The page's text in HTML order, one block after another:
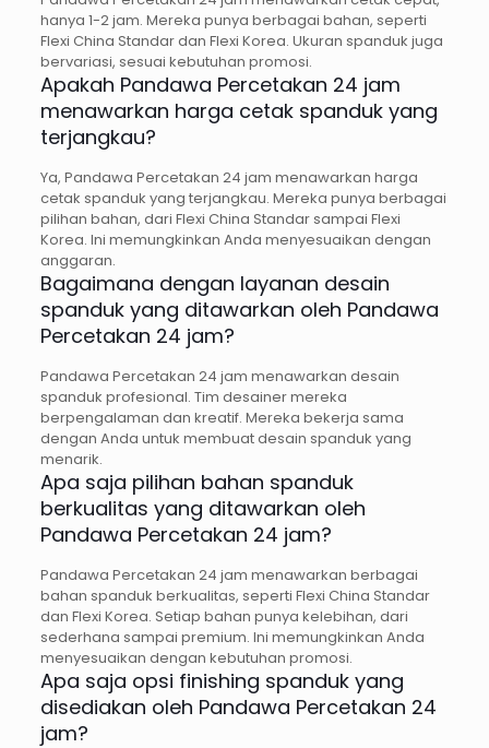
hanya 1-2 jam. Mereka punya berbagai bahan, seperti
Flexi China Standar dan Flexi Korea. Ukuran spanduk juga
bervariasi, sesuai kebutuhan promosi.
Apakah Pandawa Percetakan 24 jam
menawarkan harga cetak spanduk yang
terjangkau?
Ya, Pandawa Percetakan 24 jam menawarkan harga
cetak spanduk yang terjangkau. Mereka punya berbagai
pilihan bahan, dari Flexi China Standar sampai Flexi
Korea. Ini memungkinkan Anda menyesuaikan dengan
anggaran.
Bagaimana dengan layanan desain
spanduk yang ditawarkan oleh Pandawa
Percetakan 24 jam?
Pandawa Percetakan 24 jam menawarkan desain
spanduk profesional. Tim desainer mereka
berpengalaman dan kreatif. Mereka bekerja sama
dengan Anda untuk membuat desain spanduk yang
menarik.
Apa saja pilihan bahan spanduk
berkualitas yang ditawarkan oleh
Pandawa Percetakan 24 jam?
Pandawa Percetakan 24 jam menawarkan berbagai
bahan spanduk berkualitas, seperti Flexi China Standar
dan Flexi Korea. Setiap bahan punya kelebihan, dari
sederhana sampai premium. Ini memungkinkan Anda
menyesuaikan dengan kebutuhan promosi.
Apa saja opsi finishing spanduk yang
disediakan oleh Pandawa Percetakan 24
jam?